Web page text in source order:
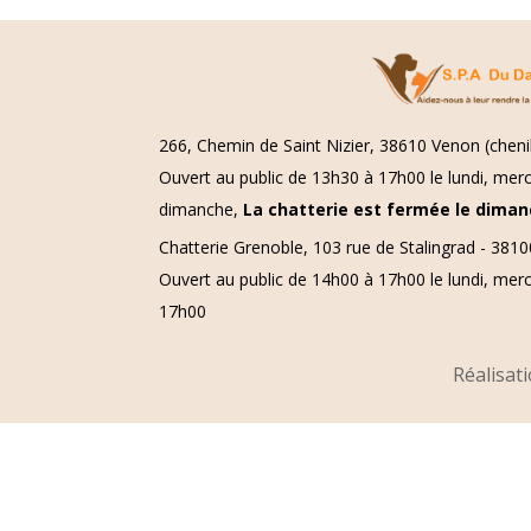
er b
k
g
266, Chemin de Saint Nizier, 38610 Venon
Ouvert au public de 13h30 à 17h00 le lundi,
dimanche, La chatterie est fermée le
Chatterie Grenoble, 103 rue de Stalingrad -
Ouvert au public de 14h00 à 17h00 le lundi,
17h00